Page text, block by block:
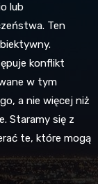
lub
Ten
konflikt
w tym
a nie więcej niż
Staramy się z
te, które mogą